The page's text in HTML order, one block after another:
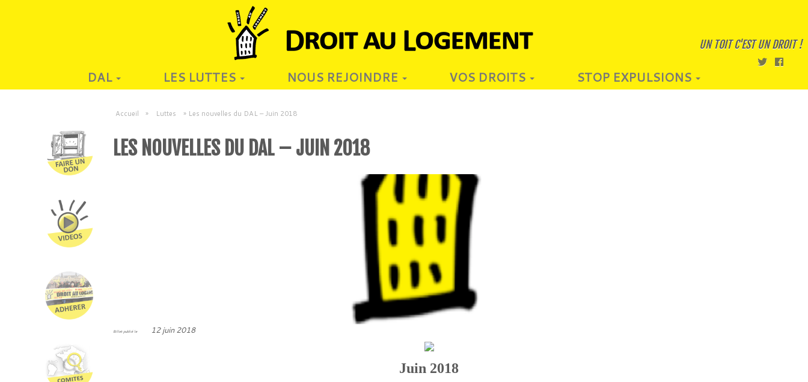
UN TOIT C'EST UN DROIT !
DAL LES LUTTES NOUS REJOINDRE VOS DROITS STOP EXPULSIONS
Accueil » Luttes » Les nouvelles du DAL – Juin 2018
LES NOUVELLES DU DAL – JUIN 2018
Billet publié le 12 juin 2018
Juin 2018